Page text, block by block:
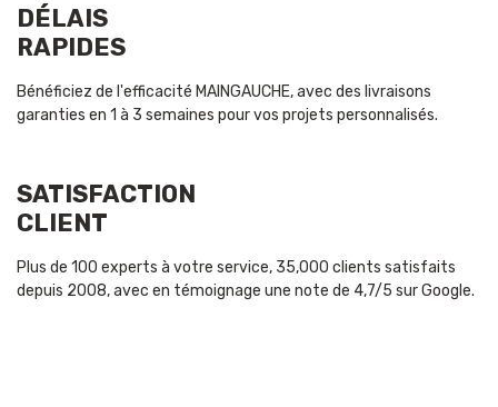
DÉLAIS
RAPIDES
Bénéficiez de l'efficacité MAINGAUCHE, avec des livraisons
garanties en 1 à 3 semaines pour vos projets personnalisés.
SATISFACTION
CLIENT
Plus de 100 experts à votre service, 35,000 clients satisfaits
depuis 2008, avec en témoignage une note de 4,7/5 sur Google.